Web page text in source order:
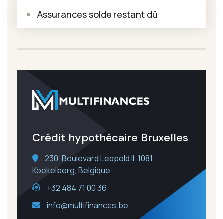
Assurances solde restant dû
Crédit hypothécaire Bruxelles
230, Boulevard Léopold II, 1081
Koekelberg, Belgique
+32 484 71 00 36
info@multifinances.be